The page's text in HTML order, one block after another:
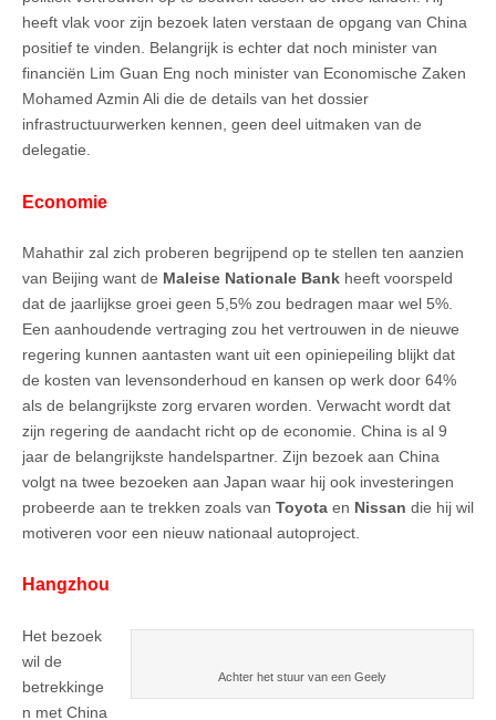
heeft vlak voor zijn bezoek laten verstaan de opgang van China
positief te vinden. Belangrijk is echter dat noch minister van
financiën Lim Guan Eng noch minister van Economische Zaken
Mohamed Azmin Ali die de details van het dossier
infrastructuurwerken kennen, geen deel uitmaken van de
delegatie.
Economie
Mahathir zal zich proberen begrijpend op te stellen ten aanzien
van Beijing want de Maleise Nationale Bank heeft voorspeld
dat de jaarlijkse groei geen 5,5% zou bedragen maar wel 5%.
Een aanhoudende vertraging zou het vertrouwen in de nieuwe
regering kunnen aantasten want uit een opiniepeiling blijkt dat
de kosten van levensonderhoud en kansen op werk door 64%
als de belangrijkste zorg ervaren worden. Verwacht wordt dat
zijn regering de aandacht richt op de economie. China is al 9
jaar de belangrijkste handelspartner. Zijn bezoek aan China
volgt na twee bezoeken aan Japan waar hij ook investeringen
probeerde aan te trekken zoals van Toyota en Nissan die hij wil
motiveren voor een nieuw nationaal autoproject.
Hangzhou
Achter het stuur van een Geely
Het bezoek
wil de
betrekkinge
n met China